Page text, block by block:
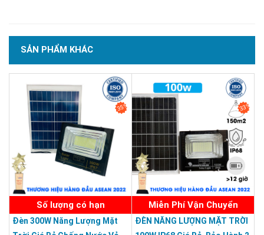
toàn.
THƯƠNG HIỆU HÀNG ĐẦU ASEAN 2022
SẢN PHẨM KHÁC
35%
Số lượng có hạn
Đèn 300W Năng Lượng Mặt
33%
Miễn Phí Vận Chuyển
ĐÈN NĂNG LƯỢNG MẶT TRỜI